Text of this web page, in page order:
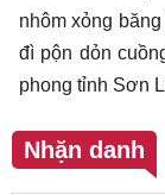
nhôm xỏng
đì pộn dỏn
phong tỉnh Sơn
Nhặn danh